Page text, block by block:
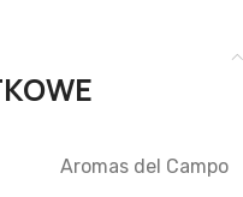
Aromas del Campo